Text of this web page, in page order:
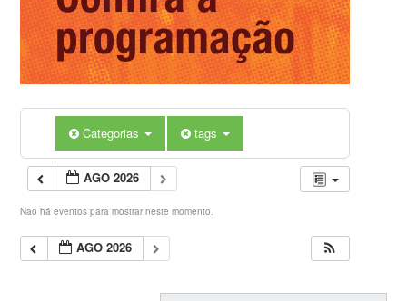
Categorias tags
AGO 2026
Não há eventos para mostrar neste momento.
AGO 2026